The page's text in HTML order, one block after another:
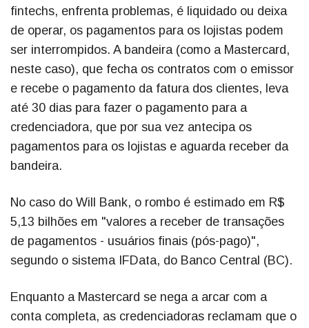
fintechs, enfrenta problemas, é liquidado ou deixa
de operar, os pagamentos para os lojistas podem
ser interrompidos. A bandeira (como a Mastercard,
neste caso), que fecha os contratos com o emissor
e recebe o pagamento da fatura dos clientes, leva
até 30 dias para fazer o pagamento para a
credenciadora, que por sua vez antecipa os
pagamentos para os lojistas e aguarda receber da
bandeira.
No caso do Will Bank, o rombo é estimado em R$
5,13 bilhões em "valores a receber de transações
de pagamentos - usuários finais (pós-pago)",
segundo o sistema IFData, do Banco Central (BC).
Enquanto a Mastercard se nega a arcar com a
conta completa, as credenciadoras reclamam que o